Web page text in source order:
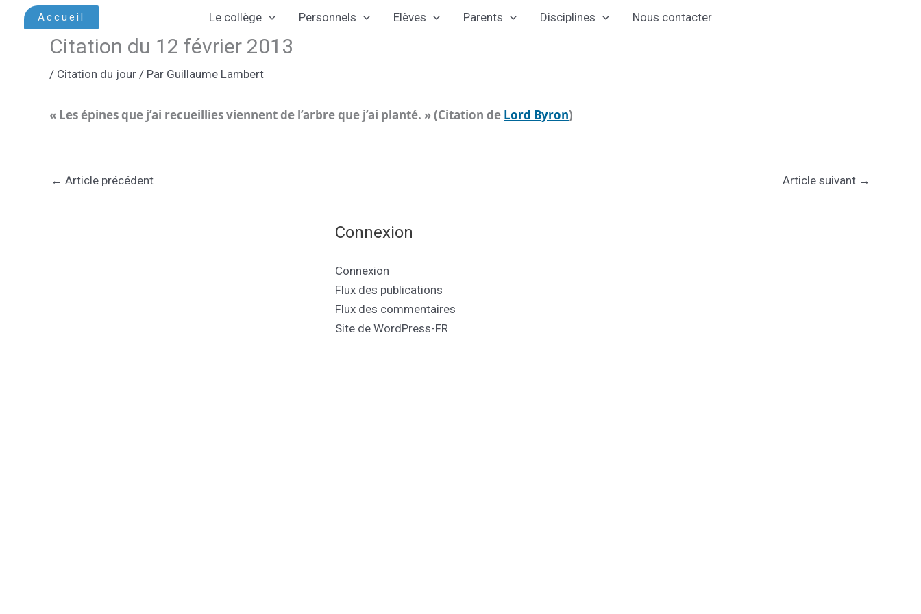
Accueil Le collège Personnels Elèves Parents Disciplines Nous contacter
Citation du 12 février 2013
/ Citation du jour / Par Guillaume Lambert
« Les épines que j’ai recueillies viennent de l’arbre que j’ai planté. » (Citation de Lord Byron)
← Article précédent Article suivant →
Connexion
Connexion
Flux des publications
Flux des commentaires
Site de WordPress-FR